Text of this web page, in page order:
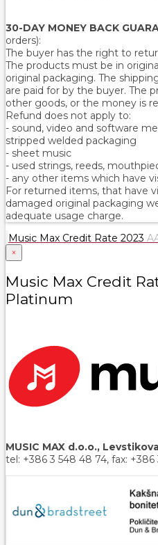
30-DAY MONEY BACK
orders):
The buyer has the right to
The products must be in
original packaging. The
are paid for by the buyer. The
other goods, or the money is
Refund does not apply to:
- sound, video and software
stripped welded packaging
- sheet music
- used strings, reeds,
- any other items which have
For returned items, that have
damaged original packaging
adequate usage charge.
Music Max Credit Rate 2023
×
Music Max Credit
Platinum
MUSIC MAX d.o.o.,
tel: +386 3 548 48 74, fax: